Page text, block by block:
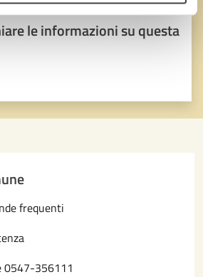
le informazioni su questa
5 stelle su 5
stelle su 5
su 5
5
frequenti
0547-356111